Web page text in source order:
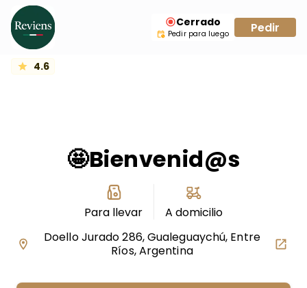
Cerrado
Pedir para luego Pedir
4.6
🤩Bienvenid@s
Para llevar
A domicilio
Doello Jurado 286, Gualeguaychú, Entre
Ríos, Argentina